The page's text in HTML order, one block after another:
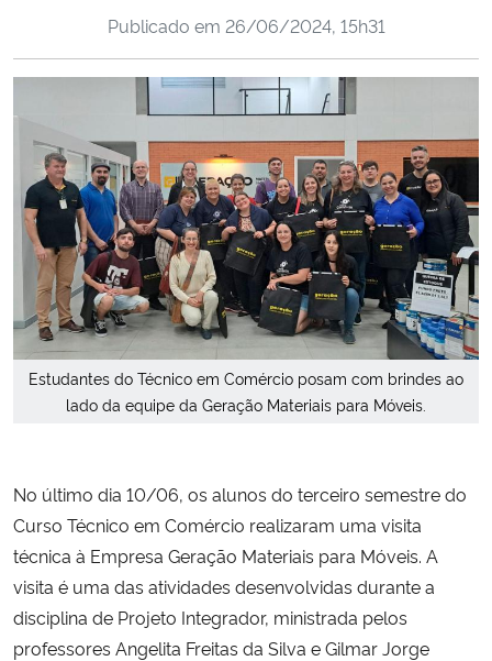
Ministério do Meio Ambiente
Ministério do Desenvolvimento Regional
Controladoria-Geral da União
Ministério da Mulher, da Família e dos Direitos Humanos
Secretaria-Geral
Secretaria de Governo
Advocacia-Geral da União
Banco Central do Brasil
Planalto
Publicado em 26/06/2024, 15h31
Estudantes do Técnico em Comércio posam com brindes ao
lado da equipe da Geração Materiais para Móveis.
No último dia 10/06, os alunos do terceiro semestre do
Curso Técnico em Comércio realizaram uma visita
técnica à Empresa Geração Materiais para Móveis. A
visita é uma das atividades desenvolvidas durante a
disciplina de Projeto Integrador, ministrada pelos
professores Angelita Freitas da Silva e Gilmar Jorge